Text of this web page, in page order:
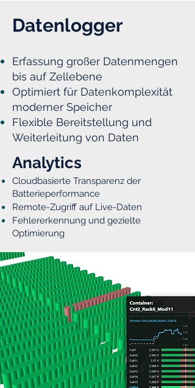
Datenlogger
Erfassung großer Datenmengen
bis auf Zellebene
Optimiert für Datenkomplexität
moderner Speicher
Flexible Bereitstellung und
Weiterleitung von Daten
Analytics
Cloudbasierte Transparenz der
Batterieperformance
Remote-Zugriff auf Live-Daten
Fehlererkennung und gezielte
Optimierung